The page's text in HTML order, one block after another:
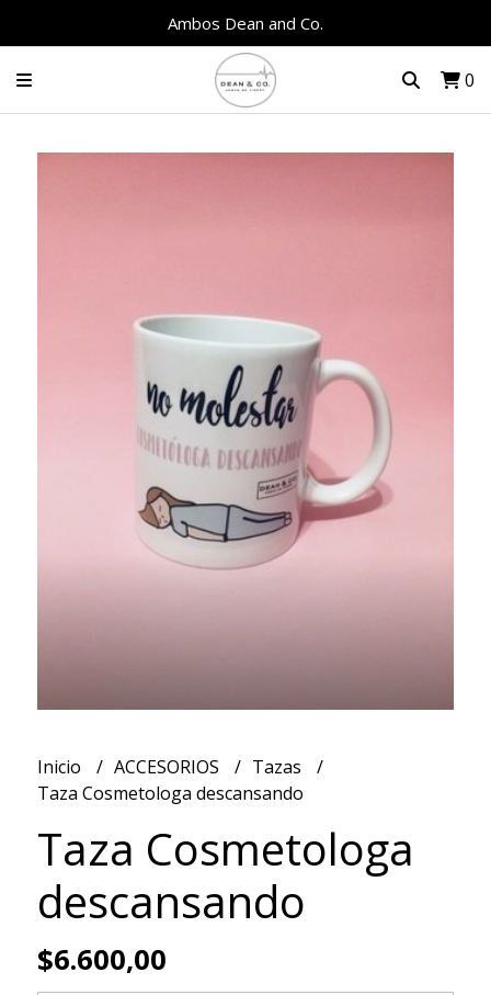
Ambos Dean and Co.
0
Inicio ACCESORIOS
Tazas
Taza Cosmetologa descansando
Taza Cosmetologa
descansando
$6.600,00